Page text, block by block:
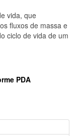
vida, que
fluxos de massa e
ciclo de vida de um
PDA